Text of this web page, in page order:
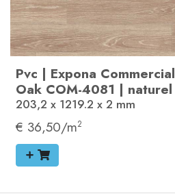
Pvc | Expona Commercial
Oak COM-4081 | naturel
203,2 x 1219.2 x 2 mm
€ 36,50/m2